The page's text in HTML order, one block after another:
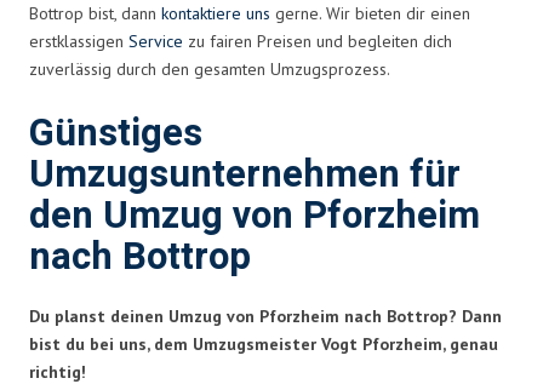
Bottrop bist, dann kontaktiere uns gerne. Wir bieten dir einen
erstklassigen Service zu fairen Preisen und begleiten dich
zuverlässig durch den gesamten Umzugsprozess.
Günstiges
Umzugsunternehmen für
den Umzug von Pforzheim
nach Bottrop
Du planst deinen Umzug von Pforzheim nach Bottrop? Dann
bist du bei uns, dem Umzugsmeister Vogt Pforzheim, genau
richtig!